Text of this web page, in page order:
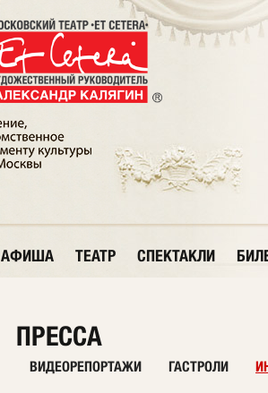
АФИША ТЕАТР СПЕКТАКЛИ
ПРЕССА
ВИДЕОРЕПОРТАЖИ ГАСТРОЛИ